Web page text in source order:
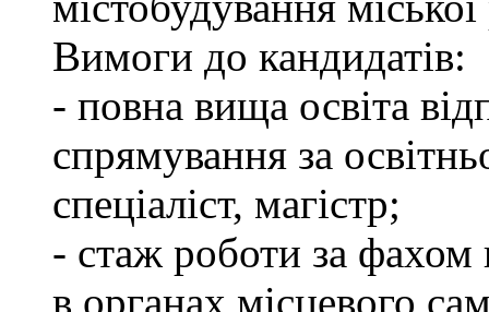
Вимоги до кандидатів:
- повна вища освіта
спрямування за
спеціаліст, магістр;
- стаж роботи за фахом
в органах місцевого